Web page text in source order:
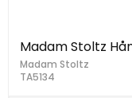
Madam Stoltz
Madam Stoltz
TA5134